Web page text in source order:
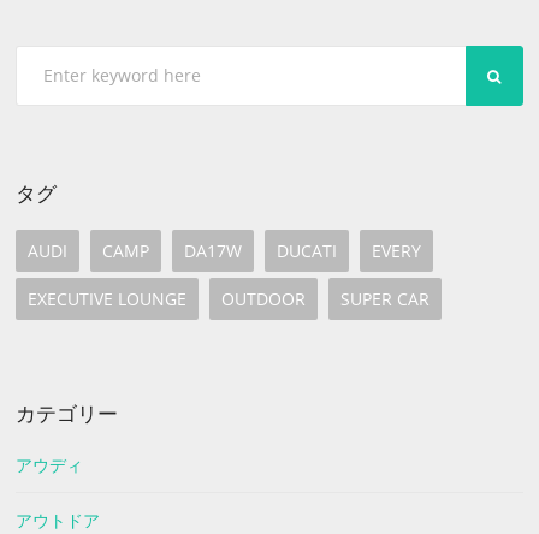
ペ
ー
送
り
タグ
AUDI CAMP DA17W DUCATI EVERY
EXECUTIVE LOUNGE OUTDOOR SUPER CAR
カテゴリー
アウディ
アウトドア